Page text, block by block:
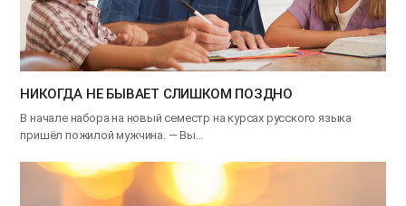
НИКОГДА НЕ БЫВАЕТ СЛИШКОМ ПОЗДНО
В начале набора на новый семестр на курсах русского языка
пришёл пожилой мужчина. — Вы…